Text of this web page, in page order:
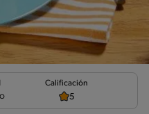
Calificación
5